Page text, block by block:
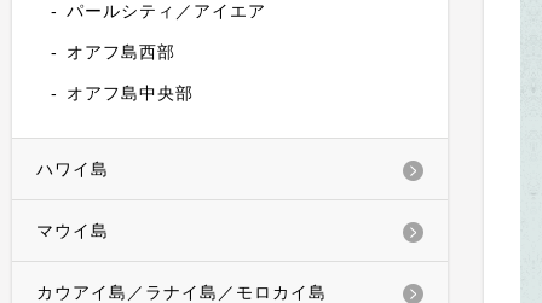
パールシティ／アイエア
オアフ島西部
オアフ島中央部
ハワイ島
マウイ島
カウアイ島／ラナイ島／モロカイ島